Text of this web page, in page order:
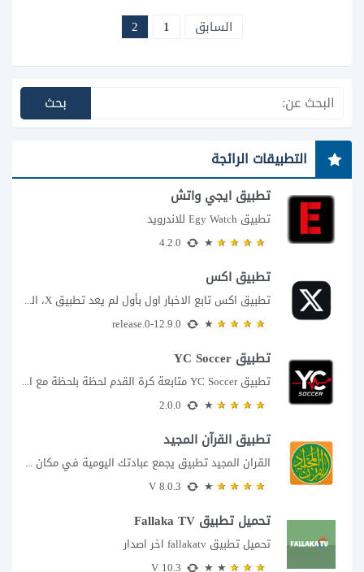
السابق 1
2
التطبيقات الرائجة
تطبيق ايجي واتش
تطبيق Egy Watch للاندرويد
تطبيق اكس
تطبيق اكس تابع الاخبار اول بأول لم يعد تطبيق X، المعروف سابقا باسم تويتر،...
تطبيق YC Soccer
تطبيق YC Soccer متابعة كرة القدم لحظة بلحظة مع اقتراب مباراة مصر والأرجنتين في...
تطبيق القرآن المجيد
القران المجيد تطبيق يجمع عبادتك اليومية في مكان واحد إذا كنت تبحث عن تطبيق...
تحميل تطبيق Fallaka TV
تحميل تطبيق fallakatv اخر اصدار